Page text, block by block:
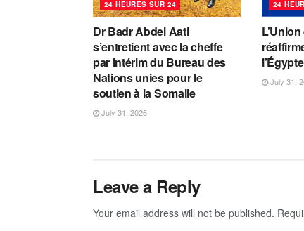
24 HEURES SUR 24
Dr Badr Abdel Aati
s’entretient avec la cheffe
par intérim du Bureau des
Nations unies pour le
soutien à la Somalie
July 31, 2026
24
l’Égypte
July 31,
Leave a Reply
Your email address will not be published.